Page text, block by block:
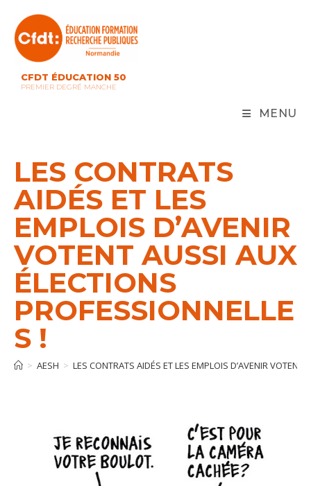
content
CFDT ÉDUCATION 50
PREMIER DEGRÉ MANCHE
MENU
LES CONTRATS
AIDÉS ET LES
EMPLOIS D’AVENIR
VOTENT AUSSI AUX
ÉLECTIONS
PROFESSIONNELLE
S !
> AESH > LES CONTRATS AIDÉS ET LES EMPLOIS D’AVENIR VOTENT